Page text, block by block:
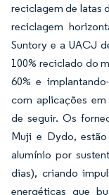
reciclagem de latas
reciclagem
Suntory e a UACJ
100% reciclado do
60% e
com aplicações
de seguir. Os
Muji e Dydo,
alumínio por
dias), criando
energéticas que